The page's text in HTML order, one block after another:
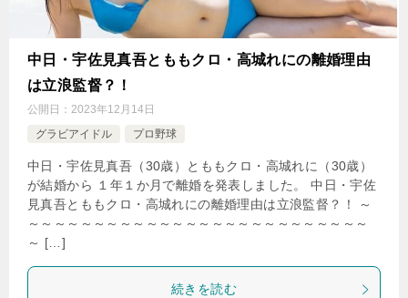
中日・宇佐見真吾とももクロ・高城れにの離婚理由
は立浪監督？！
公開日： 2023年12月14日
グラビアイドル
プロ野球
中日・宇佐見真吾（30歳）とももクロ・高城れに（30歳）
が結婚から １年１か月で離婚を発表しました。 中日・宇佐
見真吾とももクロ・高城れにの離婚理由は立浪監督？！ ～
～～～～～～～～～～～～～～～～～～～～～～～～～～
～ […]
続きを読む